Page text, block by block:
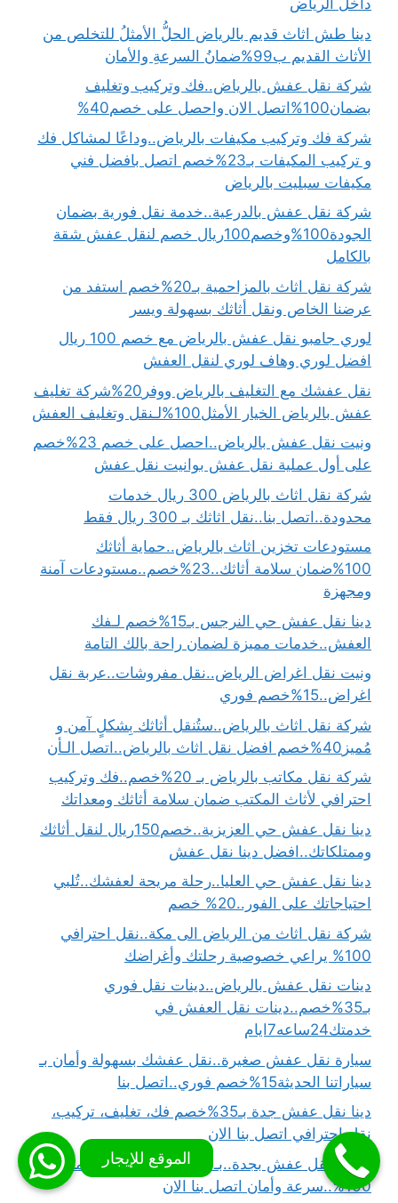
داخل الرياض
دينا طش اثاث قديم بالرياض الحلُّ الأمثلُ للتخلص من
الأثاث القديم ب99%ضمانُ السرعةِ والأمان
شركة نقل عفش بالرياض..فك وتركيب وتغليف
بضمان100%اتصل الان واحصل على خصم40%
شركة فك وتركيب مكيفات بالرياض..وداعًا لمشاكل فك
و تركيب المكيفات بـ23%خصم اتصل بافضل فني
مكيفات سبليت بالرياض
شركة نقل عفش بالدرعية..خدمة نقل فورية بضمان
الجودة100%وخصم100ريال خصم لنقل عفش شقة
بالكامل
شركة نقل اثاث بالمزاحمية بـ20%خصم استفد من
عرضنا الخاص ونقل أثاثك بسهولة ويسر
لوري جامبو نقل عفش بالرياض مع خصم 100 ريال
افضل لوري وهاف لوري لنقل العفش
نقل عفشك مع التغليف بالرياض ووفر20%شركة تغليف
عفش بالرياض الخيار الأمثل100%لـنقل وتغليف العفش
ونيت نقل عفش بالرياض..احصل على خصم 23%خصم
على أول عملية نقل عفش بوانيت نقل عفش
شركة نقل اثاث بالرياض 300 ريال خدمات
محدودة..اتصل بنا..نقل اثاثك بـ 300 ريال فقط
مستودعات تخزين اثاث بالرياض..حماية أثاثك
100%ضمان سلامة أثاثك..23%خصم..مستودعات آمنة
ومجهزة
دينا نقل عفش حي النرجس بـ15%خصم لـفك
العفش..خدمات مميزة لضمان راحة بالك التامة
ونيت نقل اغراض الرياض..نقل مفروشات..عربة نقل
اغراض..15%خصم فوري
شركة نقل اثاث بالرياض..ستُنقل أثاثك بِشكلٍ آمن و
مُميز40%خصم افضل نقل اثاث بالرياض..اتصل الـأن
شركة نقل مكاتب بالرياض بـ 20%خصم..فك وتركيب
احترافي لأثاث المكتب ضمان سلامة أثاثك ومعداتك
دينا نقل عفش حي العزيزية..خصم150ريال لنقل أثاثك
وممتلكاتك..افضل دينا نقل عفش
دينا نقل عفش حي العليا..رحلة مريحة لعفشك..تُلبي
احتياجاتك على الفور..20% خصم
شركة نقل اثاث من الرياض الى مكة..نقل احترافي
100% يراعي خصوصية رحلتك وأغراضك
دينات نقل عفش بالرياض..دينات نقل فوري
بـ35%خصم..دينات نقل العفش في
خدمتك24ساعه7ايام
سيارة نقل عفش صغيرة..نقل عفشك بسهولة وأمان بـ
سياراتنا الحديثة15%خصم فوري..اتصل بنا
دينا نقل عفش جدة بـ35%خصم فك، تغليف، تركيب،
نقل احترافي اتصل بنا الان
شركة نقل عفش بجدة..بـ50%خصم..نقلتك بضمان
100%..سرعة وأمان اتصل بنا الان